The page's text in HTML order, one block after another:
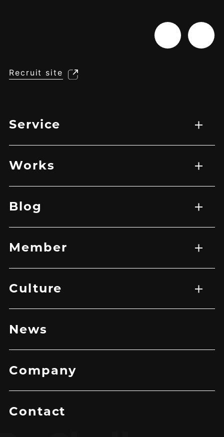
Recruit site
Service
サービス一覧
WEB制作
映像制作
広告マーケティング戦略
アプリ開発
Works
実績一覧
EC
HP
LP
グラフィック
その他
バナー
映像
Blog
記事一覧
Member
メンバー一覧
Culture
トップ
企業理念
メッセージ
News
Company
Contact